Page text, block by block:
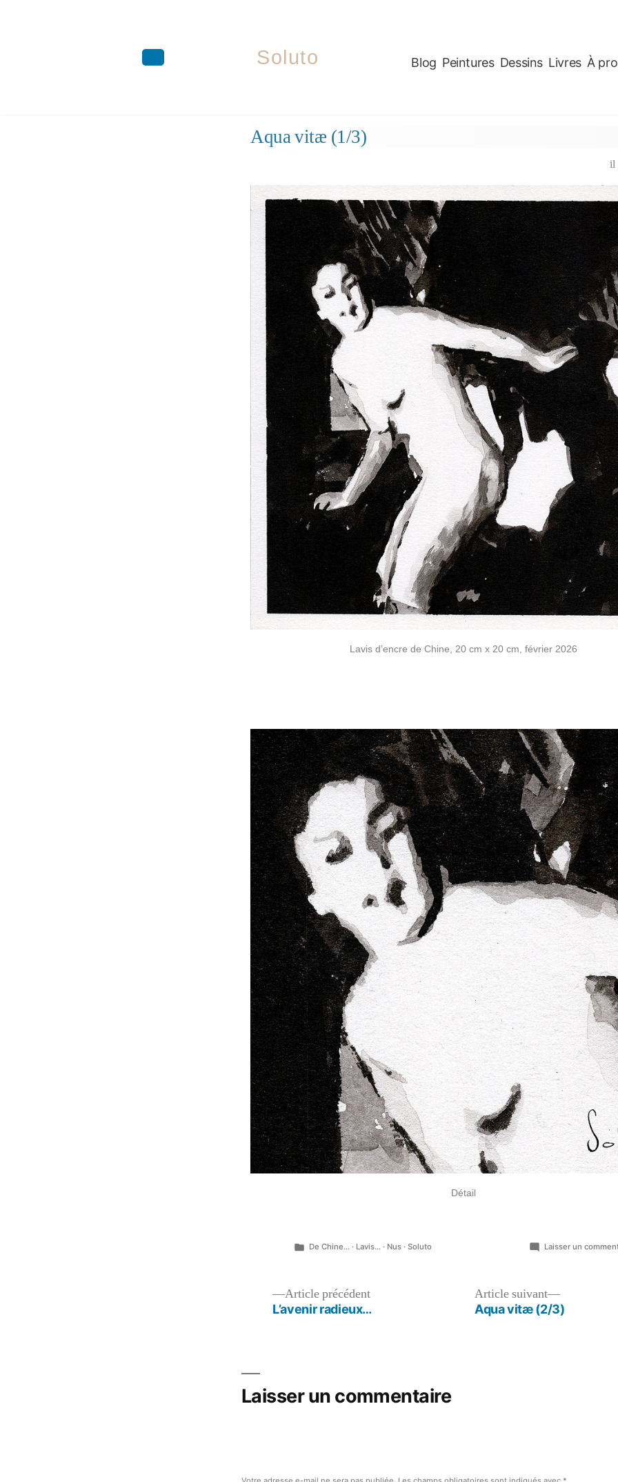
Soluto Blog Peintures Dessins Livres À
Aqua vitæ (1/3)
il
Lavis d’encre de Chine, 20 cm x 20 cm, février 2026
Détail
Publié
De Chine...· Lavis...· Nus· Soluto Laisser un
Article précédentArticle
précédent :
L’avenir radieux…
Article suivant
Article
suivant :
Aqua vitæ (2/3)
Laisser un commentaire